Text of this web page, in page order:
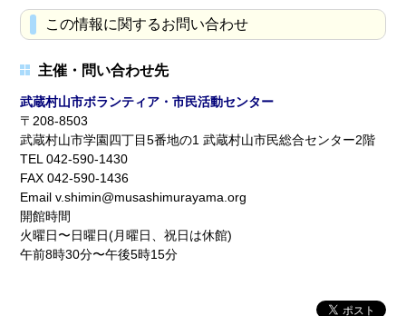
この情報に関するお問い合わせ
主催・問い合わせ先
武蔵村山市ボランティア・市民活動センター
〒208-8503
武蔵村山市学園四丁目5番地の1 武蔵村山市民総合センター2階
TEL 042-590-1430
FAX 042-590-1436
Email v.shimin@musashimurayama.org
開館時間
火曜日〜日曜日(月曜日、祝日は休館)
午前8時30分〜午後5時15分